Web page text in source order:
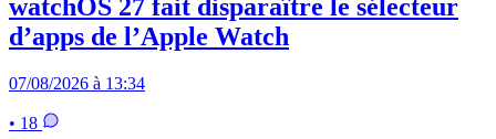
watchOS 27 fait disparaître le sélecteur
d’apps de l’Apple Watch
07/08/2026 à 13:34
• 18